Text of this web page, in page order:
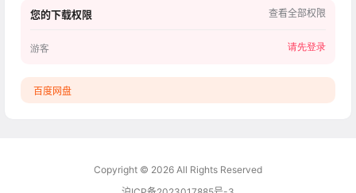
您的下载权限 查看全部权限
游客 请先登录
百度网盘
Copyright © 2026 All Rights Reserved